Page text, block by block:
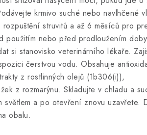
krmivo suché nebo navlhčené
struvitů a až 6 měsíců pro
použitím nebo před prodloužením doby
si stanovisko veterinárního lékaře.
čerstvou vodu. Obsahuje
z rostlinných olejů (1b306(i)),
z rozmarýnu. Skladujte v chladu a
světlem a po otevření znovu uzavřete.
obalu.